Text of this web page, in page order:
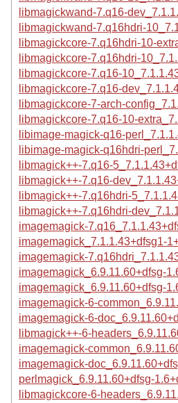
libmagickwand-7.q16-
libmagickwand-7.q16hdri-
libmagickcore-7.q16hdri-10-
libmagickcore-7.q16hdri-
libmagickcore-7.q16-
libmagickcore-7.q16-
libmagickcore-7-arch-
libmagickcore-7.q16-10-
libimage-magick-q16-
libimage-magick-q16hdri-
libmagick++-7.q16-
libmagick++-7.q16-
libmagick++-7.q16hdri-
libmagick++-7.q16hdri-
imagemagick-
imagemagick_7.1.1.43+dfsg1-
imagemagick-
imagemagick_6.9.11.60+dfsg-
imagemagick_6.9.11.60+dfsg-
imagemagick-6-
imagemagick-6-
libmagick++-6-
imagemagick-
imagemagick-
perlmagick_6.9.11.60+dfsg-
libmagickcore-6-